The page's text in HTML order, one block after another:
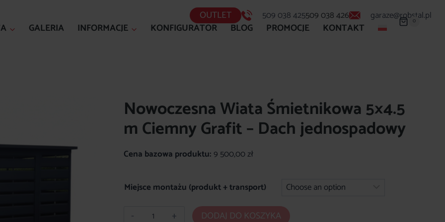
OUTLET 509 038 425509 038 426 garaze@robstal.pl
GALERIA INFORMACJE KONFIGURATOR BLOG PROMOCJE KONTAKT 0
Nowoczesna Wiata Śmietnikowa 5×4.5
m Ciemny Grafit – Dach jednospadowy
Cena bazowa produktu: 9 500,00zł
Miejsce montażu (produkt + transport)
ilość
DODAJ DO KOSZYKA